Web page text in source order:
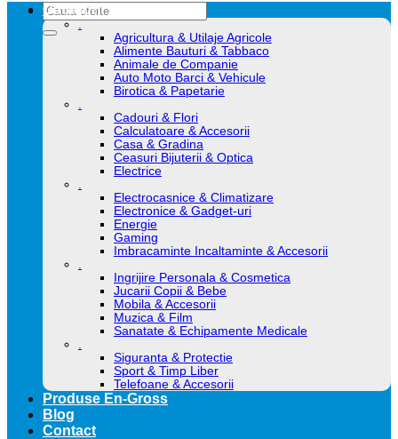
Caută
după:
Categorii
.
Agricultura & Utilaje Agricole
Alimente Bauturi & Tabbaco
Animale de Companie
Auto Moto Barci & Vehicule
Birotica & Papetarie
.
Cadouri & Flori
Calculatoare & Accesorii
Casa & Gradina
Ceasuri Bijuterii & Optica
Electrice
.
Electrocasnice & Climatizare
Electronice & Gadget-uri
Energie
Gaming
Imbracaminte Incaltaminte & Accesorii
.
Ingrijire Personala & Cosmetica
Jucarii Copii & Bebe
Mobila & Accesorii
Muzica & Film
Sanatate & Echipamente Medicale
.
Siguranta & Protectie
Sport & Timp Liber
Telefoane & Accesorii
Produse En-Gross
Blog
Contact